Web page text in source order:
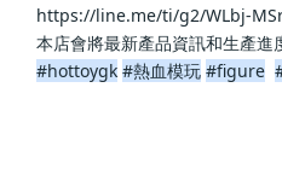
https://line.me/ti/g2/WLbj-
本店會將最新產品資訊
#hottoygk #熱血模玩 #figure